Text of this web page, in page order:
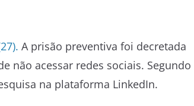
A prisão preventiva foi decretada
não acessar redes sociais. Segundo
na plataforma LinkedIn.